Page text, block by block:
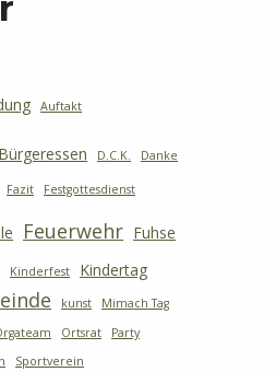
Auftakt
Bürgeressen D.C.K. Danke
Fazit Festgottesdienst
Feuerwehr Fuhse
Kinderfest Kindertag
kunst Mimach Tag
Ortsrat
Party
Sportverein